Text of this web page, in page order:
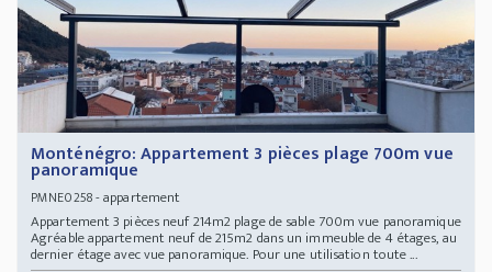
Monténégro: Appartement 3 pièces plage 700m vue
panoramique
PMNE0258- appartement
Appartement 3 pièces neuf 214m2 plage de sable 700m vue panoramique
Agréable appartement neuf de 215m2 dans un immeuble de 4 étages, au
dernier étage avec vue panoramique. Pour une utilisation toute ...